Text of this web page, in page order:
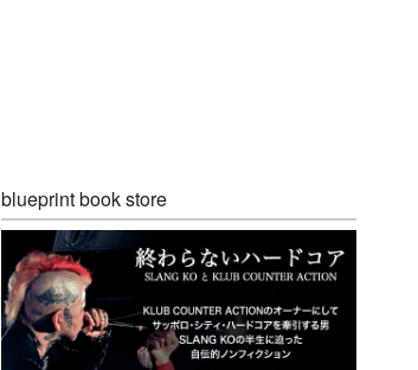
blueprint book store